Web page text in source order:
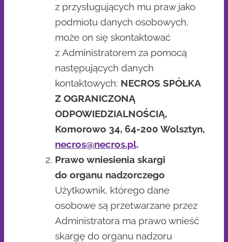
z przysługujących mu praw jako
podmiotu danych osobowych,
może on się skontaktować
z Administratorem za pomocą
następujących danych
kontaktowych: NECROS SPÓŁKA
Z OGRANICZONĄ
ODPOWIEDZIALNOŚCIĄ,
Komorowo 34, 64-200 Wolsztyn,
necros@necros.pl.
Prawo wniesienia skargi
do organu nadzorczego
Użytkownik, którego dane
osobowe są przetwarzane przez
Administratora ma prawo wnieść
skargę do organu nadzoru